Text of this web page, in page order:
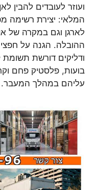
ועוזר לעובדים להבין
המלאי: יצירת רשימה
לארגן וגם במקרה של
ההובלה. הגנה על
ודליקים דורשת
בועות, פלסטיק פחם
עליהם במהלך המעבר.